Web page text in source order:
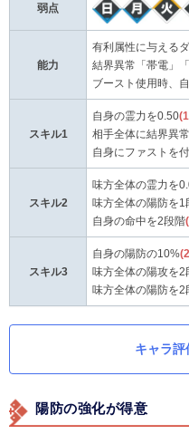
弱点
能力
有利属性に与える
結界異常「帯電」
ブースト使用時、
スキル1
自身の霊力を0.50
相手全体に結界異
自身にファストを
スキル2
味方全体の霊力を
味方全体の陽防を1
自身の命中を2段階
スキル3
自身の陽防の10%
味方全体の陽攻を2
味方全体の陽防を2
キャラ評
陽防の強化が得意